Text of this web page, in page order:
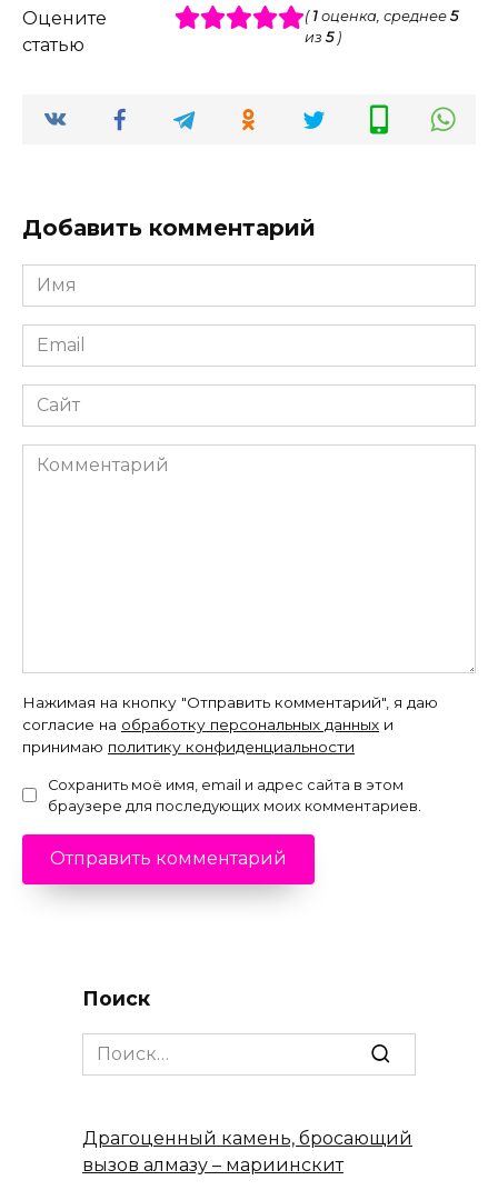
Оцените
статью
( 1оценка, среднее 5
из 5)
Добавить комментарий
Имя
*
Email
*
Сайт
Комментарий
Нажимая на кнопку "Отправить комментарий", я даю
согласие на обработку персональных данных и
принимаю политику конфиденциальности
Сохранить моё имя, email и адрес сайта в этом
браузере для последующих моих комментариев.
Поиск
Search
for:
Драгоценный камень, бросающий
вызов алмазу – мариинскит